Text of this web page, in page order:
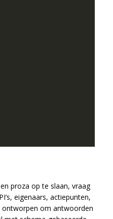
proza op te slaan, vraag
eigenaars, actiepunten,
ontworpen om antwoorden